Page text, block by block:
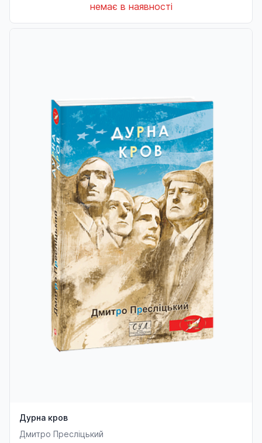
немає в наявності
Дурна кров
Дмитро Пресліцький